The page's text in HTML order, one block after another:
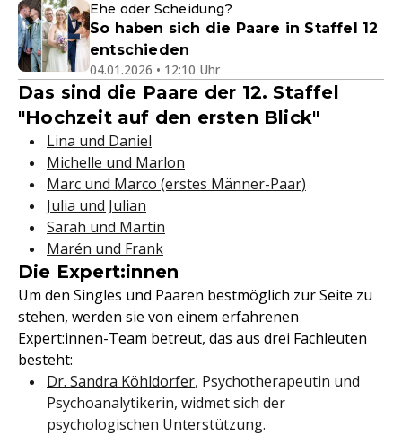
Ehe oder Scheidung?
So haben sich die Paare in Staffel 12
entschieden
04.01.2026 • 12:10 Uhr
Das sind die Paare der 12. Staffel
"Hochzeit auf den ersten Blick"
Lina und Daniel
Michelle und Marlon
Marc und Marco (erstes Männer-Paar)
Julia und Julian
Sarah und Martin
Marén und Frank
Die Expert:innen
Um den Singles und Paaren bestmöglich zur Seite zu
stehen, werden sie von einem erfahrenen
Expert:innen-Team betreut, das aus drei Fachleuten
besteht:
Dr. Sandra Köhldorfer, Psychotherapeutin und
Psychoanalytikerin, widmet sich der
psychologischen Unterstützung.